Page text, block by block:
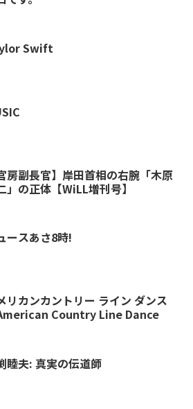
Swift
房副長官】岸田首相の右腕「木原
」の正体【WiLL増刊号】
ースあさ8時!
リカンカントリー ライン ダンス
Country Line Dance
睦夫: 真実の伝道師